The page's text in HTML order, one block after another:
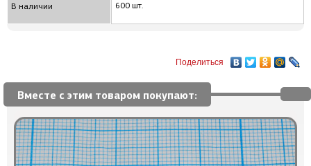
В наличии 600 шт.
Поделиться
Вместе с этим товаром покупают: